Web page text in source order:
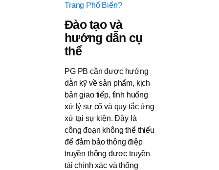
Trang Phổ Biến?
Đào tạo và
hướng dẫn cụ
thể
PG PB cần được hướng
dẫn kỹ về sản phẩm, kịch
bản giao tiếp, tình huống
xử lý sự cố và quy tắc ứng
xử tại sự kiện. Đây là
công đoạn không thể thiếu
để đảm bảo thông điệp
truyền thông được truyền
tải chính xác và thống